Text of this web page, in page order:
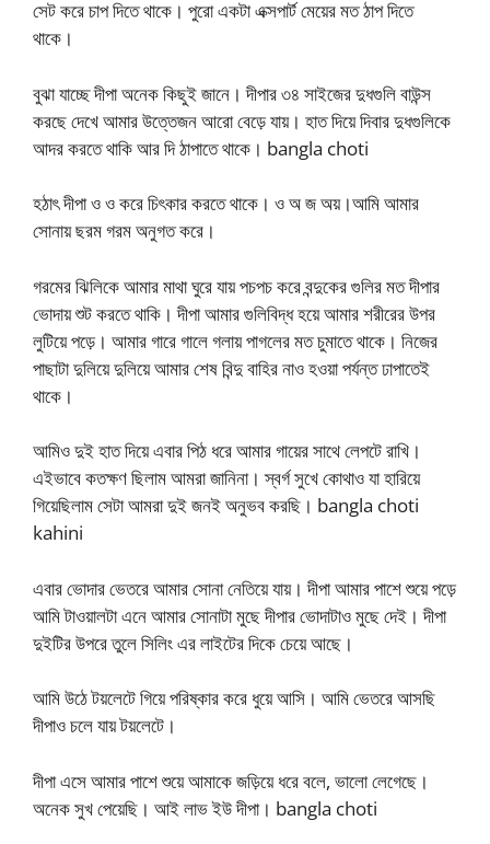
সেট করে চাপ দিতে থাকে। পুরো একটা এক্সপার্ট মেয়ের মত ঠাপ দিতে
থাকে।
বুঝা যাচ্ছে দীপা অনেক কিছুই জানে। দীপার ৩৪ সাইজের দুধগুলি বাউন্স
করছে দেখে আমার উত্তেজন আরো বেড়ে যায়। হাত দিয়ে দিবার দুধগুলিকে
আদর করতে থাকি আর দি ঠাপাতে থাকে। bangla choti
হঠাৎ দীপা ও ও করে চিৎকার করতে থাকে। ও অ জ অয়।আমি আমার
সোনায় ছরম গরম অনুগত করে।
গরমের ঝিলিকে আমার মাথা ঘুরে যায় পচপচ করে বন্দুকের গুলির মত দীপার
ভোদায় শুট করতে থাকি। দীপা আমার গুলিবিদ্ধ হয়ে আমার শরীরের উপর
লুটিয়ে পড়ে। আমার গারে গালে গলায় পাগলের মত চুমাতে থাকে। নিজের
পাছাটা দুলিয়ে দুলিয়ে আমার শেষ বিন্দু বাহির নাও হওয়া পর্যন্ত ঢাপাতেই
থাকে।
আমিও দুই হাত দিয়ে এবার পিঠ ধরে আমার গায়ের সাথে লেপটে রাখি।
এইভাবে কতক্ষণ ছিলাম আমরা জানিনা। স্বর্গ সুখে কোথাও যা হারিয়ে
গিয়েছিলাম সেটা আমরা দুই জনই অনুভব করছি। bangla choti
kahini
এবার ভোদার ভেতরে আমার সোনা নেতিয়ে যায়। দীপা আমার পাশে শুয়ে পড়ে
আমি টাওয়ালটা এনে আমার সোনাটা মুছে দীপার ভোদাটাও মুছে দেই। দীপা
দুইটির উপরে তুলে সিলিং এর লাইটের দিকে চেয়ে আছে।
আমি উঠে টয়লেটে গিয়ে পরিষ্কার করে ধুয়ে আসি। আমি ভেতরে আসছি
দীপাও চলে যায় টয়লেটে।
দীপা এসে আমার পাশে শুয়ে আমাকে জড়িয়ে ধরে বলে, ভালো লেগেছে।
অনেক সুখ পেয়েছি। আই লাভ ইউ দীপা। bangla choti